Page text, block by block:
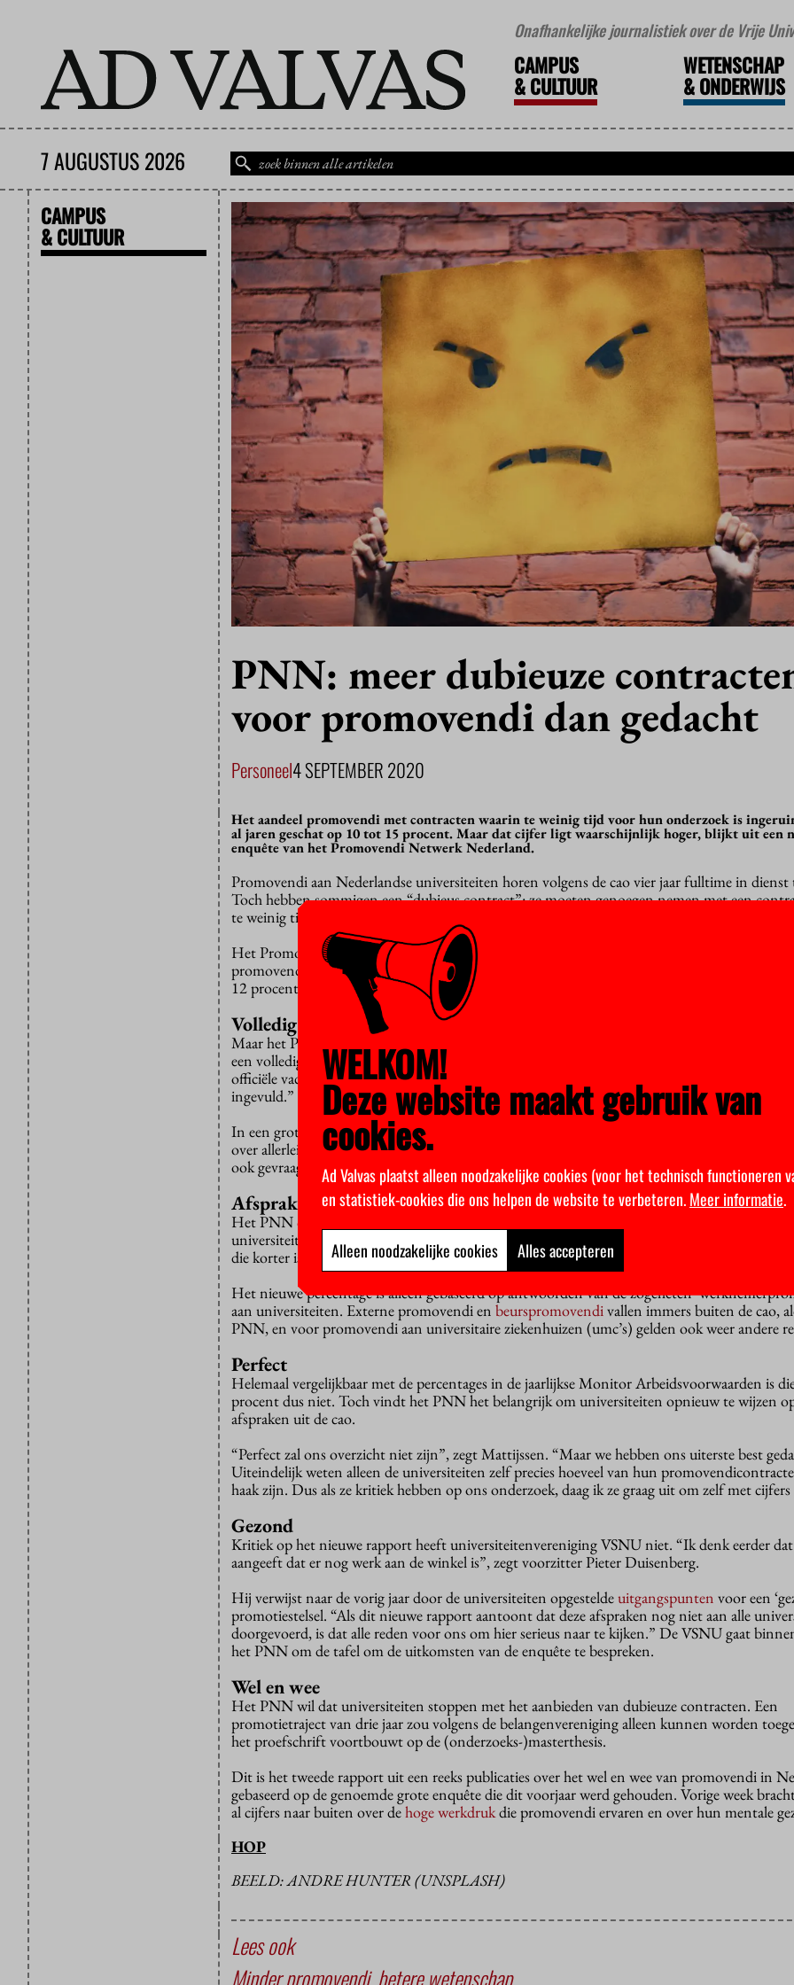
Onafhankelijke journalistiek over de Vrije
CAMPUS
&CULTUUR
WETENSCHAP
&ONDERWIJS
7 AUGUSTUS 2026
CAMPUS
& CULTUUR
PNN: meer dubieuze
voor promovendi dan gedacht
Personeel4 SEPTEMBER 2020
Het aandeel promovendi met contracten waarin te weinig tijd voor hun onderzoek is
al jaren geschat op 10 tot 15 procent. Maar dat cijfer ligt waarschijnlijk hoger, blijkt uit een
enquête van het Promovendi Netwerk Nederland.
Promovendi aan Nederlandse universiteiten horen volgens de cao vier jaar fulltime in dienst
Toch hebben sommigen een “dubieus contract”: ze moeten genoegen nemen met een
te weinig tijd geeft.
Het Promovendi Netwerk Nederland (PNN) neemt jaarlijks alle vacatureteksten voor
promovendi onder de loep en bericht hierover in de
12 procent van deze vacatures een dubieus contract werd
Volledig beeld
Maar het PNN begon zelf te twijfelen of dit percentage wel klopte. Is er op basis van
een volledig beeld te schetsen? “Voor een deel van de promotieposities wordt bijvoorbeeld
officiële vacature uitgezet”, zegt voorzitter Lucille Mattijssen. “Die plekken worden onder
ingevuld.”
In een grote enquête peilde de belangenvereniging dit voorjaar de meningen van 1.600
over allerlei onderwerpen, zoals werkdruk, begeleiding en het geven van onderwijs.
ook gevraagd naar de duur van hun contract.
Afspraken
Het PNNconcludeert
universiteiten hoger ligt dan 10 tot 15 procent. Maar liefst 16,7 procent zou een
die korter is dan (het equivalent van) vier jaar fulltime.
Het nieuwe percentage is alleen gebaseerd op antwoorden van de zogeheten
aan universiteiten. Externe promovendi en beurspromovendi vallen immers buiten de cao,
PNN, en voor promovendi aan universitaire ziekenhuizen (umc’s) gelden ook weer andere
Perfect
Helemaal vergelijkbaar met de percentages in de jaarlijkse Monitor Arbeidsvoorwaarden is
procent dus niet. Toch vindt het PNN het belangrijk om universiteiten opnieuw te wijzen
afspraken uit de cao.
“Perfect zal ons overzicht niet zijn”, zegt Mattijssen. “Maar we hebben ons uiterste best
Uiteindelijk weten alleen de universiteiten zelf precies hoeveel van hun
haak zijn. Dus als ze kritiek hebben op ons onderzoek, daag ik ze graag uit om zelf met
Gezond
Kritiek op het nieuwe rapport heeft universiteitenvereniging VSNU niet. “Ik denk eerder
aangeeft dat er nog werk aan de winkel is”, zegt voorzitter Pieter Duisenberg.
Hij verwijst naar de vorig jaar door de universiteiten opgesteldeuitgangspunten voor een
promotiestelsel. “Als dit nieuwe rapport aantoont dat deze afspraken nog niet aan alle
doorgevoerd, is dat alle reden voor ons om hier serieus naar te kijken.” De VSNU gaat
het PNN om de tafel om de uitkomsten van de enquête te bespreken.
Wel en wee
Het PNN wil dat universiteiten stoppen met het aanbieden van dubieuze contracten. Een
promotietraject van drie jaar zou volgens de belangenvereniging alleen kunnen worden
het proefschrift voortbouwt op de (onderzoeks-)masterthesis.
Dit is het tweede rapport uit een reeks publicaties over het wel en wee van promovendi in
gebaseerd op de genoemde grote enquête die dit voorjaar werd gehouden. Vorige week
al cijfers naar buiten over dehoge werkdrukdie promovendi ervaren en over hun mentale
HOP
BEELD: ANDRE HUNTER (UNSPLASH)
Lees ook
Minder promovendi, betere wetenschap
WELKOM!
Deze website maakt gebruik van
cookies.
Ad Valvas plaatst alleen noodzakelijke cookies (voor het technisch functioneren
en statistiek-cookies die ons helpen de website te verbeteren.Meer informatie.
Alleen noodzakelijke cookies Alles accepteren